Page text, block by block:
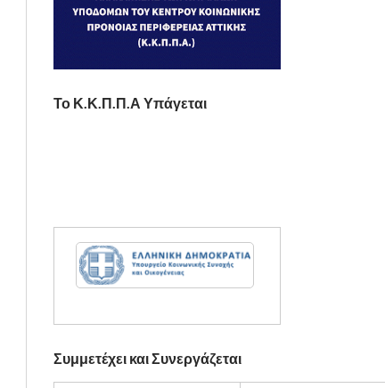
Το Κ.Κ.Π.Π.Α Υπάγεται
Συμμετέχει και Συνεργάζεται